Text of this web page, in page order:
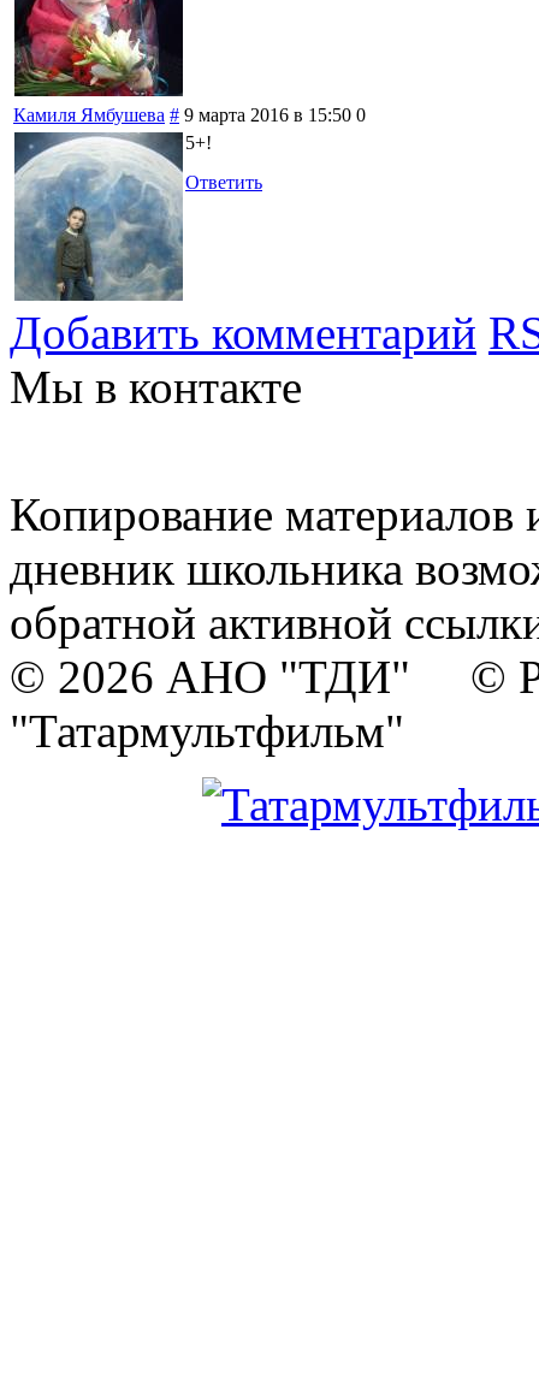
Камиля Ямбушева # 9 марта 2016 в 15:50 0
5+!
Ответить
Добавить комментарий
Мы в контакте
Копирование материалов
дневник школьника
обратной активной
© 2026 АНО "ТДИ" ©
"Татармультфильм"